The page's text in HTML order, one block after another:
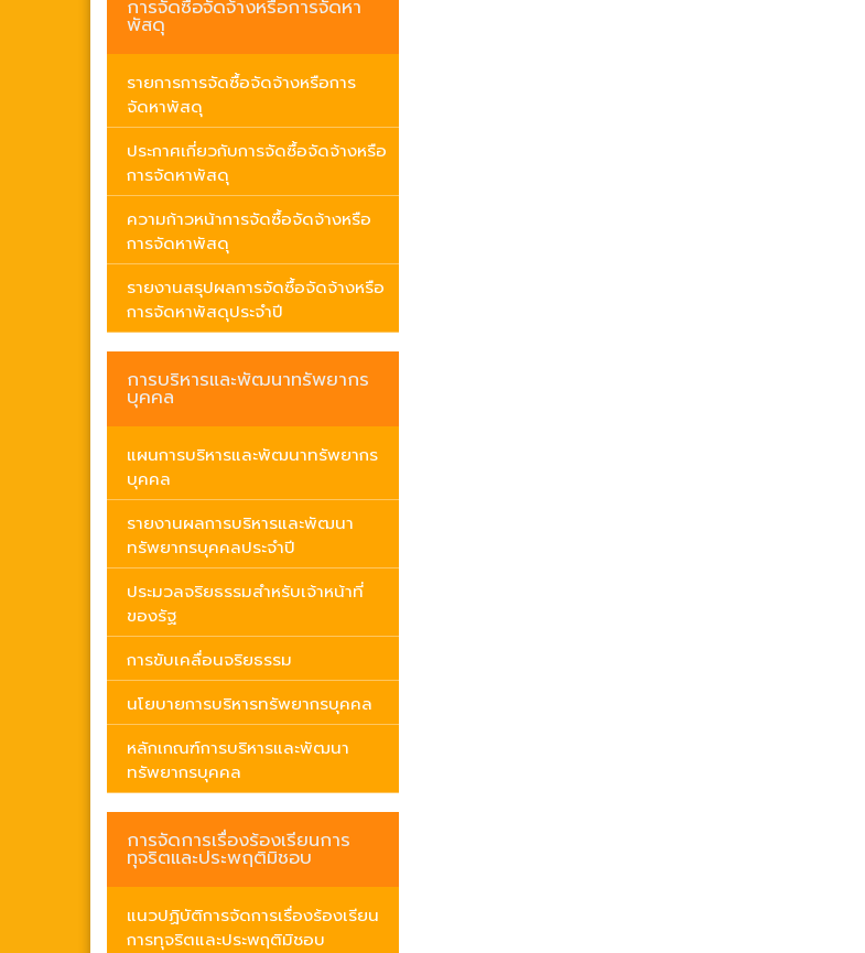
การจัดซื้อจัดจ้างหรือการจัดหา
พัสดุ
รายการการจัดซื้อจัดจ้างหรือการ
จัดหาพัสดุ
ประกาศเกี่ยวกับการจัดซื้อจัดจ้างหรือ
การจัดหาพัสดุ
ความก้าวหน้าการจัดซื้อจัดจ้างหรือ
การจัดหาพัสดุ
รายงานสรุปผลการจัดซื้อจัดจ้างหรือ
การจัดหาพัสดุประจำปี
การบริหารและพัฒนาทรัพยากร
บุคคล
แผนการบริหารและพัฒนาทรัพยากร
บุคคล
รายงานผลการบริหารและพัฒนา
ทรัพยากรบุคคลประจำปี
ประมวลจริยธรรมสำหรับเจ้าหน้าที่
ของรัฐ
การขับเคลื่อนจริยธรรม
นโยบายการบริหารทรัพยากรบุคคล
หลักเกณฑ์การบริหารและพัฒนา
ทรัพยากรบุคคล
การจัดการเรื่องร้องเรียนการ
ทุจริตและประพฤติมิชอบ
แนวปฏิบัติการจัดการเรื่องร้องเรียน
การทุจริตและประพฤติมิชอบ